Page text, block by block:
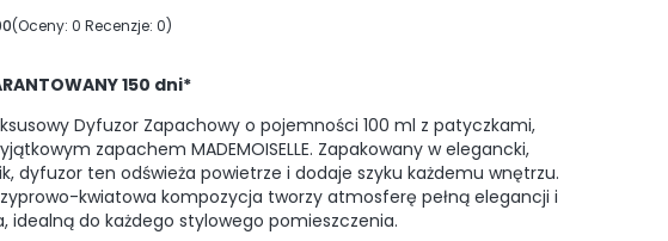
(Oceny: 0 Recenzje: 0)
150 dni*
Dyfuzor Zapachowy o pojemności 100 ml z patyczkami,
zapachem MADEMOISELLE. Zapakowany w elegancki,
dyfuzor ten odświeża powietrze i dodaje szyku każdemu wnętrzu.
kwiatowa kompozycja tworzy atmosferę pełną elegancji i
idealną do każdego stylowego pomieszczenia.